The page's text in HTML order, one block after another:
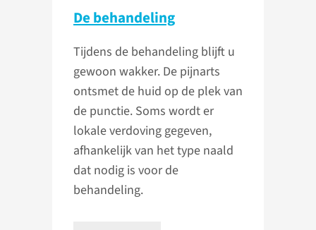
De behandeling
Tijdens de behandeling blijft u
gewoon wakker. De pijnarts
ontsmet de huid op de plek van
de punctie. Soms wordt er
lokale verdoving gegeven,
afhankelijk van het type naald
dat nodig is voor de
behandeling.